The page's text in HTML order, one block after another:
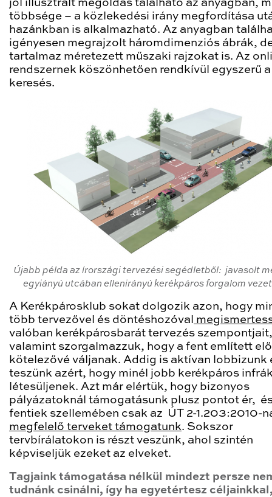
jól illusztrált megoldás található az anyagban,
többsége – a közlekedési irány megfordítása
hazánkban is alkalmazható. Az anyagban
igényesen megrajzolt háromdimenziós ábrák,
tartalmaz méretezett műszaki rajzokat is. Az
rendszernek köszönhetően rendkívül egyszerű a
keresés.
Újabb példa az írországi tervezési segédletből:javasolt
egyiányú utcában ellenirányú kerékpáros forgalom
A Kerékpárosklub sokat dolgozik azon, hogy
több tervezővel és döntéshozóval
valóban kerékpárosbarát tervezés szempontjait,
valamint szorgalmazzuk, hogy a fent említett
kötelezővé váljanak. Addig is aktívan lobbizunk
teszünk azért, hogy minél jobb kerékpáros
létesüljenek. Azt már elértük, hogy bizonyos
pályázatoknál támogatásunk plusz pontot ér,
fentiek szellemében csak az ÚT 2-1.203:2010-
megfelelő terveket támogatunk. Sokszor
tervbírálatokon is részt veszünk, ahol szintén
képviseljük ezeket az elveket.
Tagjaink támogatása nélkül mindezt persze
tudnánk csinálni, így ha egyetértesz